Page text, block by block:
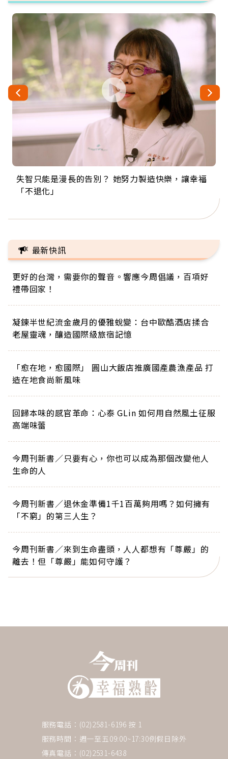
失智只能是漫長的告別？ 她努力製造快樂，讓幸福
「不退化」
來自剛果的巧克力神父 為台灣奉獻36年 「台灣是我
的家，我連作夢都講台語！」
63歲卸矽谷副總、搬回台灣找快樂！「蛋黃哥小
丑」走進安養院，逗樂上萬爺奶：退休後才開始真
104歲打破金氏世界紀錄 成為全球最年長羽球選
手，分享長壽的秘密原來是「這個」
事業巔峰他選擇追夢…黑手阿伯拉小提琴還登上小
巨蛋！連CNN都大讚！
最新快訊
更好的台灣，需要你的聲音。響應今周倡議，百項好
禮帶回家！
凝鍊半世紀流金歲月的優雅蛻變：台中歐酷酒店揉合
老屋靈魂，釀造國際級旅宿記憶
「愈在地，愈國際」 圓山大飯店推廣國產農漁產品 打
造在地食尚新風味
回歸本味的感官革命：心泰 GLin 如何用自然風土征服
高端味蕾
今周刊新書／只要有心，你也可以成為那個改變他人
生命的人
今周刊新書／退休金準備1千1百萬夠用嗎？如何擁有
「不窮」的第三人生？
今周刊新書／來到生命盡頭，人人都想有「尊嚴」的
離去！但「尊嚴」能如何守護？
服務電話：(02)2581-6196 按 1
服務時間：週一至五09:00~17:30例假日除外
傳真電話：(02)2531-6438